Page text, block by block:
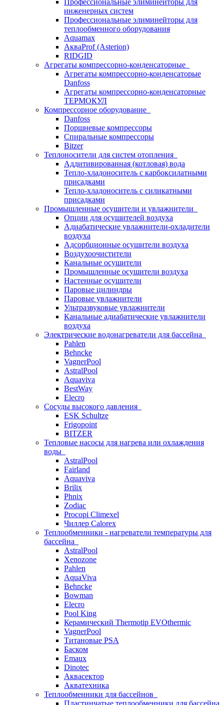
Профессиональные элиминейторы для
инженерных систем
Профессиональные элиминейторы для
теплообменного оборудования
Aquamax
АкваProf (Asterion)
RIDGID
Агрегаты компрессорно-конденсаторные
Агрегаты компрессорно-конденсаторые
Danfoss
Агрегаты компрессорно-конденсаторные
ТЕРМОКУЛ
Компрессорное оборудование
Danfoss
Поршневые компрессоры
Спиральные компрессоры
Bitzer
Теплоносители для систем отопления
Аддитивированная (котловая) вода
Тепло-хладоноситель с карбоксилатными
присадками
Тепло-хладоноситель с силикатными
присадками
Промышленные осушители и увлажнители
Опции для осушителей воздуха
Адиабатические увлажнители-охладители
воздуха
Адсорбционные осушители воздуха
Воздухоочистители
Канальные осушители
Промышленные осушители воздуха
Настенные осушители
Паровые цилиндры
Паровые увлажнители
Ультразвуковые увлажнители
Канальные адиабатические увлажнители
воздуха
Электрические водонагреватели для бассейна
Pahlen
Behncke
VagnerPool
AstralPool
Aquaviva
BestWay
Elecro
Сосуды высокого давления
ESK Schultze
Frigopoint
BITZER
Тепловые насосы для нагрева или охлаждения
воды
AstralPool
Fairland
Aquaviva
Brilix
Phnix
Zodiac
Procopi Climexel
Чиллер Calorex
Теплообменники - нагреватели температуры для
бассейна
AstralPool
Xenozone
Pahlen
AquaViva
Behncke
Bowman
Elecro
Pool King
Керамический Thermotip EVOthermic
VagnerPool
Титановые PSA
Баском
Emaux
Dinotec
Аквасектор
Акватехника
Теплообменники для бассейнов
Пластинчатые теплообменники для бассейна